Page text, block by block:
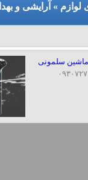
لوازم » آرایشی و
سلمونی